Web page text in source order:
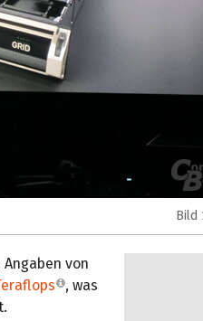
Bild
von
, was